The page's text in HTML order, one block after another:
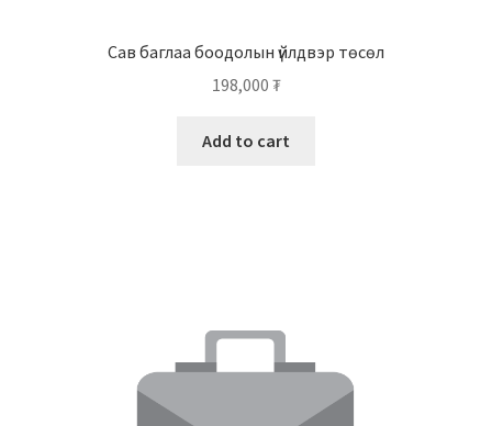
Сав баглаа боодолын үйлдвэр төсөл
198,000 ₮
Add to cart